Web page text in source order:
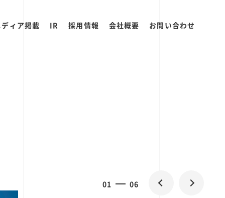
ィア掲載 IR 採用情報 会社概要 お問い合わせ
0 06